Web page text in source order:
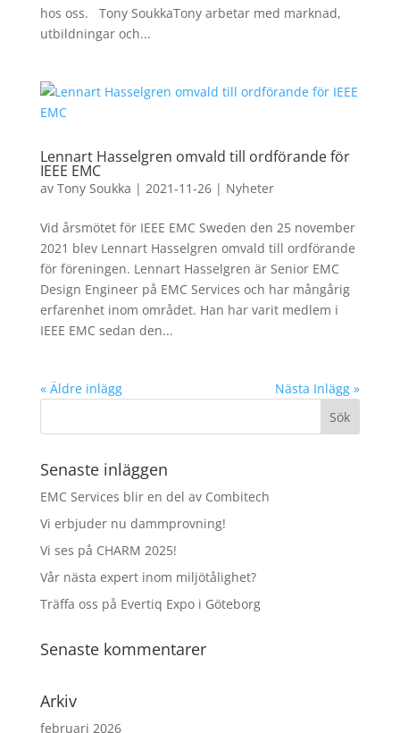
hos oss. Tony SoukkaTony arbetar med marknad,
utbildningar och...
Lennart Hasselgren omvald till ordförande för
IEEE EMC
av Tony Soukka | 2021-11-26| Nyheter
Vid årsmötet för IEEE EMC Sweden den 25 november
2021 blev Lennart Hasselgren omvald till ordförande
för föreningen. Lennart Hasselgren är Senior EMC
Design Engineer på EMC Services och har mångårig
erfarenhet inom området. Han har varit medlem i
IEEE EMC sedan den...
« Äldre inlägg Nästa Inlägg »
Senaste inläggen
EMC Services blir en del av Combitech
Vi erbjuder nu dammprovning!
Vi ses på CHARM 2025!
Vår nästa expert inom miljötålighet?
Träffa oss på Evertiq Expo i Göteborg
Senaste kommentarer
Arkiv
februari 2026